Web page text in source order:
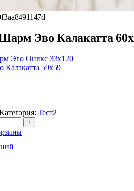
Эво Калакатта
Эво Оникс 33х120
59х59
Категория: Тест2
+